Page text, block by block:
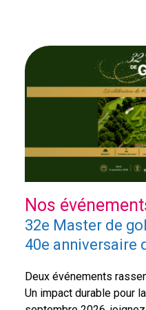
Fondation
Hôpital
Eustache
Depuis ses débuts, et
générosité de ses
Fondation Hôpital Saint-
octroyé plus de 25
son unique bénéficiaire,
Saint-Eustache.
À propos de la
Nos
32e Master de
40e anniversaire
Deux événements
Un impact durable pour